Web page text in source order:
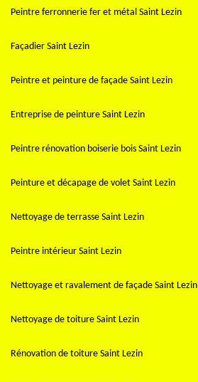
Peintre ferronnerie fer et métal Saint Lezin
Façadier Saint Lezin
Peintre et peinture de façade Saint Lezin
Entreprise de peinture Saint Lezin
Peintre rénovation boiserie bois Saint Lezin
Peinture et décapage de volet Saint Lezin
Nettoyage de terrasse Saint Lezin
Peintre intérieur Saint Lezin
Nettoyage et ravalement de façade Saint Lezin
Nettoyage de toiture Saint Lezin
Rénovation de toiture Saint Lezin